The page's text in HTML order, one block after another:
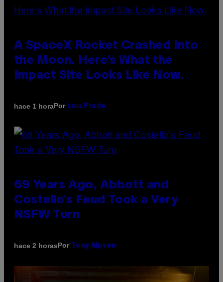
A SpaceX Rocket Crashed Into
the Moon. Here’s What the
Impact Site Looks Like Now.
hace 1 horaPor Luis Prada
69 Years Ago, Abbott and
Costello’s Feud Took a Very
NSFW Turn
hace 2 horasPor Tony Alpsen